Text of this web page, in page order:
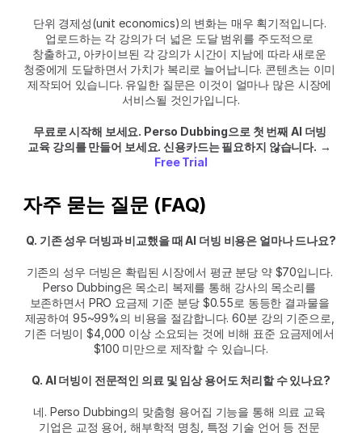
단위 경제성(unit economics)의 변화는 매우 획기적입니다.
업로드하는 각 강의가 더 넓은 도달 범위를 주도적으로
창출하고, 아카이브된 각 강의가 시간이 지남에 따라 새로운
청중에게 도달하면서 가치가 복리로 늘어납니다. 콘텐츠는 이미
제작되어 있습니다. 유일한 질문은 이것이 얼마나 많은 시장에
서비스될 것인가입니다.
무료로 시작해 보세요. Perso Dubbing으로 첫 번째 AI 더빙
교육 강의를 만들어 보세요. 신용카드는 필요하지 않습니다.
Free Trial
자주 묻는 질문 (FAQ)
Q. 기존 성우 더빙과 비교했을 때 AI 더빙 비용은 얼마나 드나요?
기존의 성우 더빙은 확립된 시장에서 평균 분당 약 $70입니다.
Perso Dubbing은 목소리 복제를 통해 강사의 목소리를
보존하면서 PRO 요금제 기준 분당 $0.55로 동등한 결과물을
제공하여 95~99%의 비용을 절감합니다. 60분 강의 기준으로,
기존 더빙이 $4,000 이상 소요되는 것에 비해 표준 요금제에서
$100 미만으로 제작할 수 있습니다.
Q. AI 더빙이 전문적인 의료 및 임상 용어도 처리할 수 있나요?
네. Perso Dubbing의 맞춤형 용어집 기능을 통해 의료 교육
기업은 교정 용어, 해부학적 명칭, 특정 기술 언어 등 전문